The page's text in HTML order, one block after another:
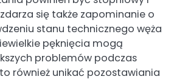
się także zapominanie o
stanu technicznego węża
pęknięcia mogą
problemów podczas
również unikać pozostawiania